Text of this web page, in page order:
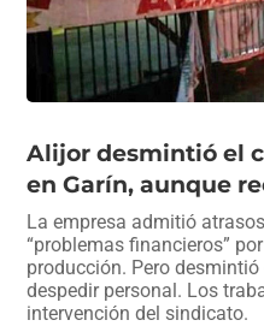
Alijor desmintió el
en Garín, aunque
La empresa admitió
“problemas financieros”
producción. Pero
despedir personal. Los
intervención del sindicato.